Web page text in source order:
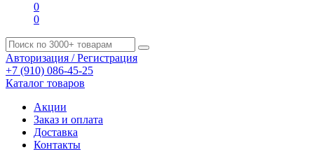
0
0
Авторизация / Регистрация
+7 (910) 086-45-25
Каталог товаров
Акции
Заказ и оплата
Доставка
Контакты